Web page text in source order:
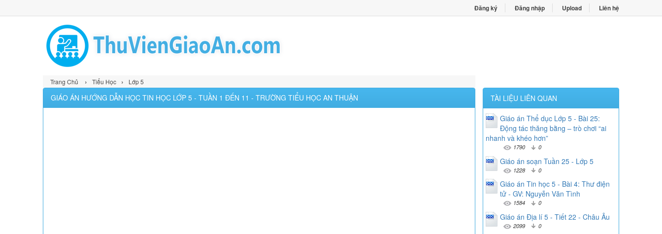
Đăng ký Đăng nhập Upload Liên hệ
Trang Chủ › Tiểu Học › Lớp 5
GIÁO ÁN HƯỚNG DẪN HỌC TIN HỌC LỚP 5 - TUẦN 1 ĐẾN 11 - TRƯỜNG TIỂU HỌC AN THUẬN TÀI LIỆU LIÊN QUAN
Giáo án Thể dục Lớp 5 - Bài 25:
Động tác thăng bằng – trò chơi “ai
nhanh và khéo hơn”
1790 0
Giáo án soạn Tuần 25 - Lớp 5
1228 0
Giáo án Tin học 5 - Bài 4: Thư điện
tử - GV: Nguyễn Văn Tình
1584 0
Giáo án Địa lí 5 - Tiết 22 - Châu Âu
2099 0